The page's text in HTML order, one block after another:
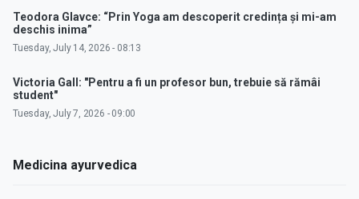
Teodora Glavce: “Prin Yoga am descoperit credința și mi-am
deschis inima”
Tuesday, July 14, 2026 - 08:13
Victoria Gall: "Pentru a fi un profesor bun, trebuie să rămâi
student"
Tuesday, July 7, 2026 - 09:00
Medicina ayurvedica